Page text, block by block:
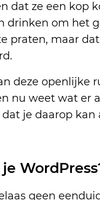
dat ze een kop
drinken om het
praten, maar
deze openlijke
nu weet wat er
dat je daarop kan
geen